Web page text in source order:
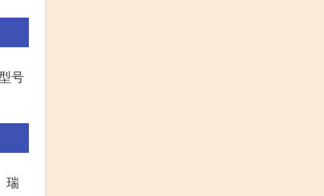
号
瑞